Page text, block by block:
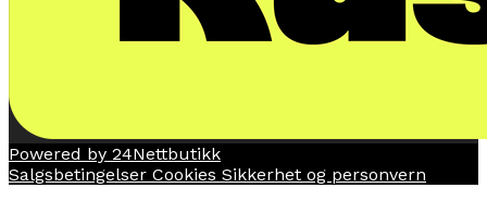
Powered by 24Nettbutikk
Salgsbetingelser Cookies Sikkerhet og personvern